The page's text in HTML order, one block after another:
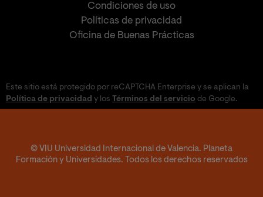
Condiciones de uso
Políticas de privacidad
Oficina de Buenas Prácticas
Este sitio está protegido por reCAPTCHA Enterprise y se aplican la
Política de privacidad y los Términos del servicio de Google.
© VIU Universidad Internacional de Valencia. Planeta
Formación y Universidades. Todos los derechos reservados